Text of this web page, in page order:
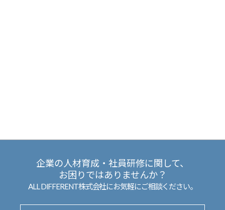
企業の人材育成・社員研修に関して、
お困りではありませんか？
ALL DIFFERENT株式会社にお気軽にご相談ください。